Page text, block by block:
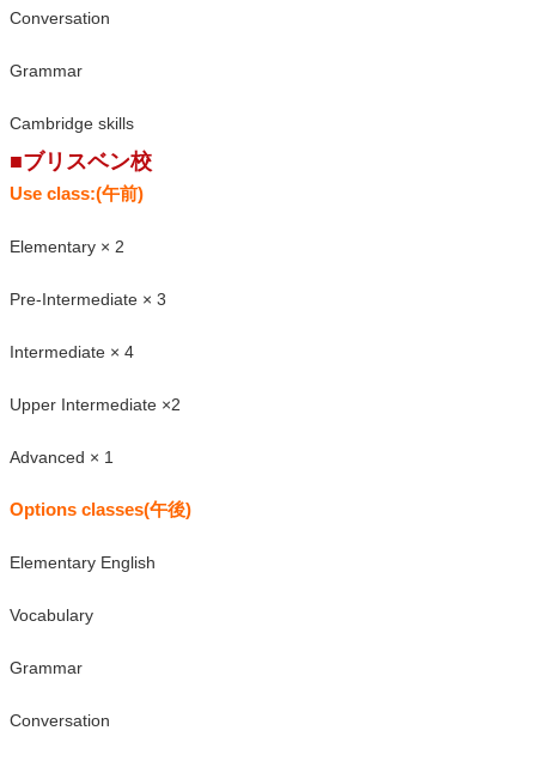
Conversation
Grammar
Cambridge skills
■ブリスベン校
Use class:(午前)
Elementary × 2
Pre-Intermediate × 3
Intermediate × 4
Upper Intermediate ×2
Advanced × 1
Options classes(午後)
Elementary English
Vocabulary
Grammar
Conversation